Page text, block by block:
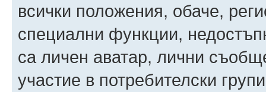
всички положения, обаче,
специални функции,
са личен аватар, лични
участие в потребителски